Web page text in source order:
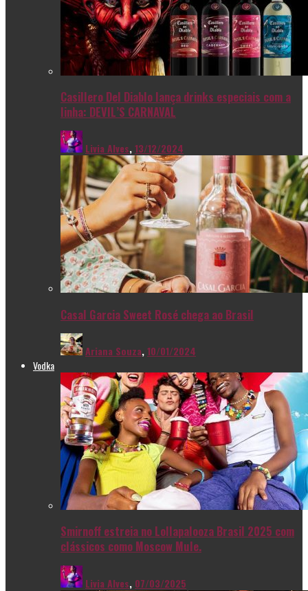
Casillero Del Diablo lança drinks especiais com a
linha: DEVIL’S CARNAVAL
Livia Alves,13/12/2024
Casal Garcia Sweet Rosé chega ao Brasil
Ariana Souza,10/01/2024
Vodka
Smirnoff estreia no Lollapalooza Brasil 2025 com
clássicos como Moscow Mule.
Livia Alves, 07/03/2025